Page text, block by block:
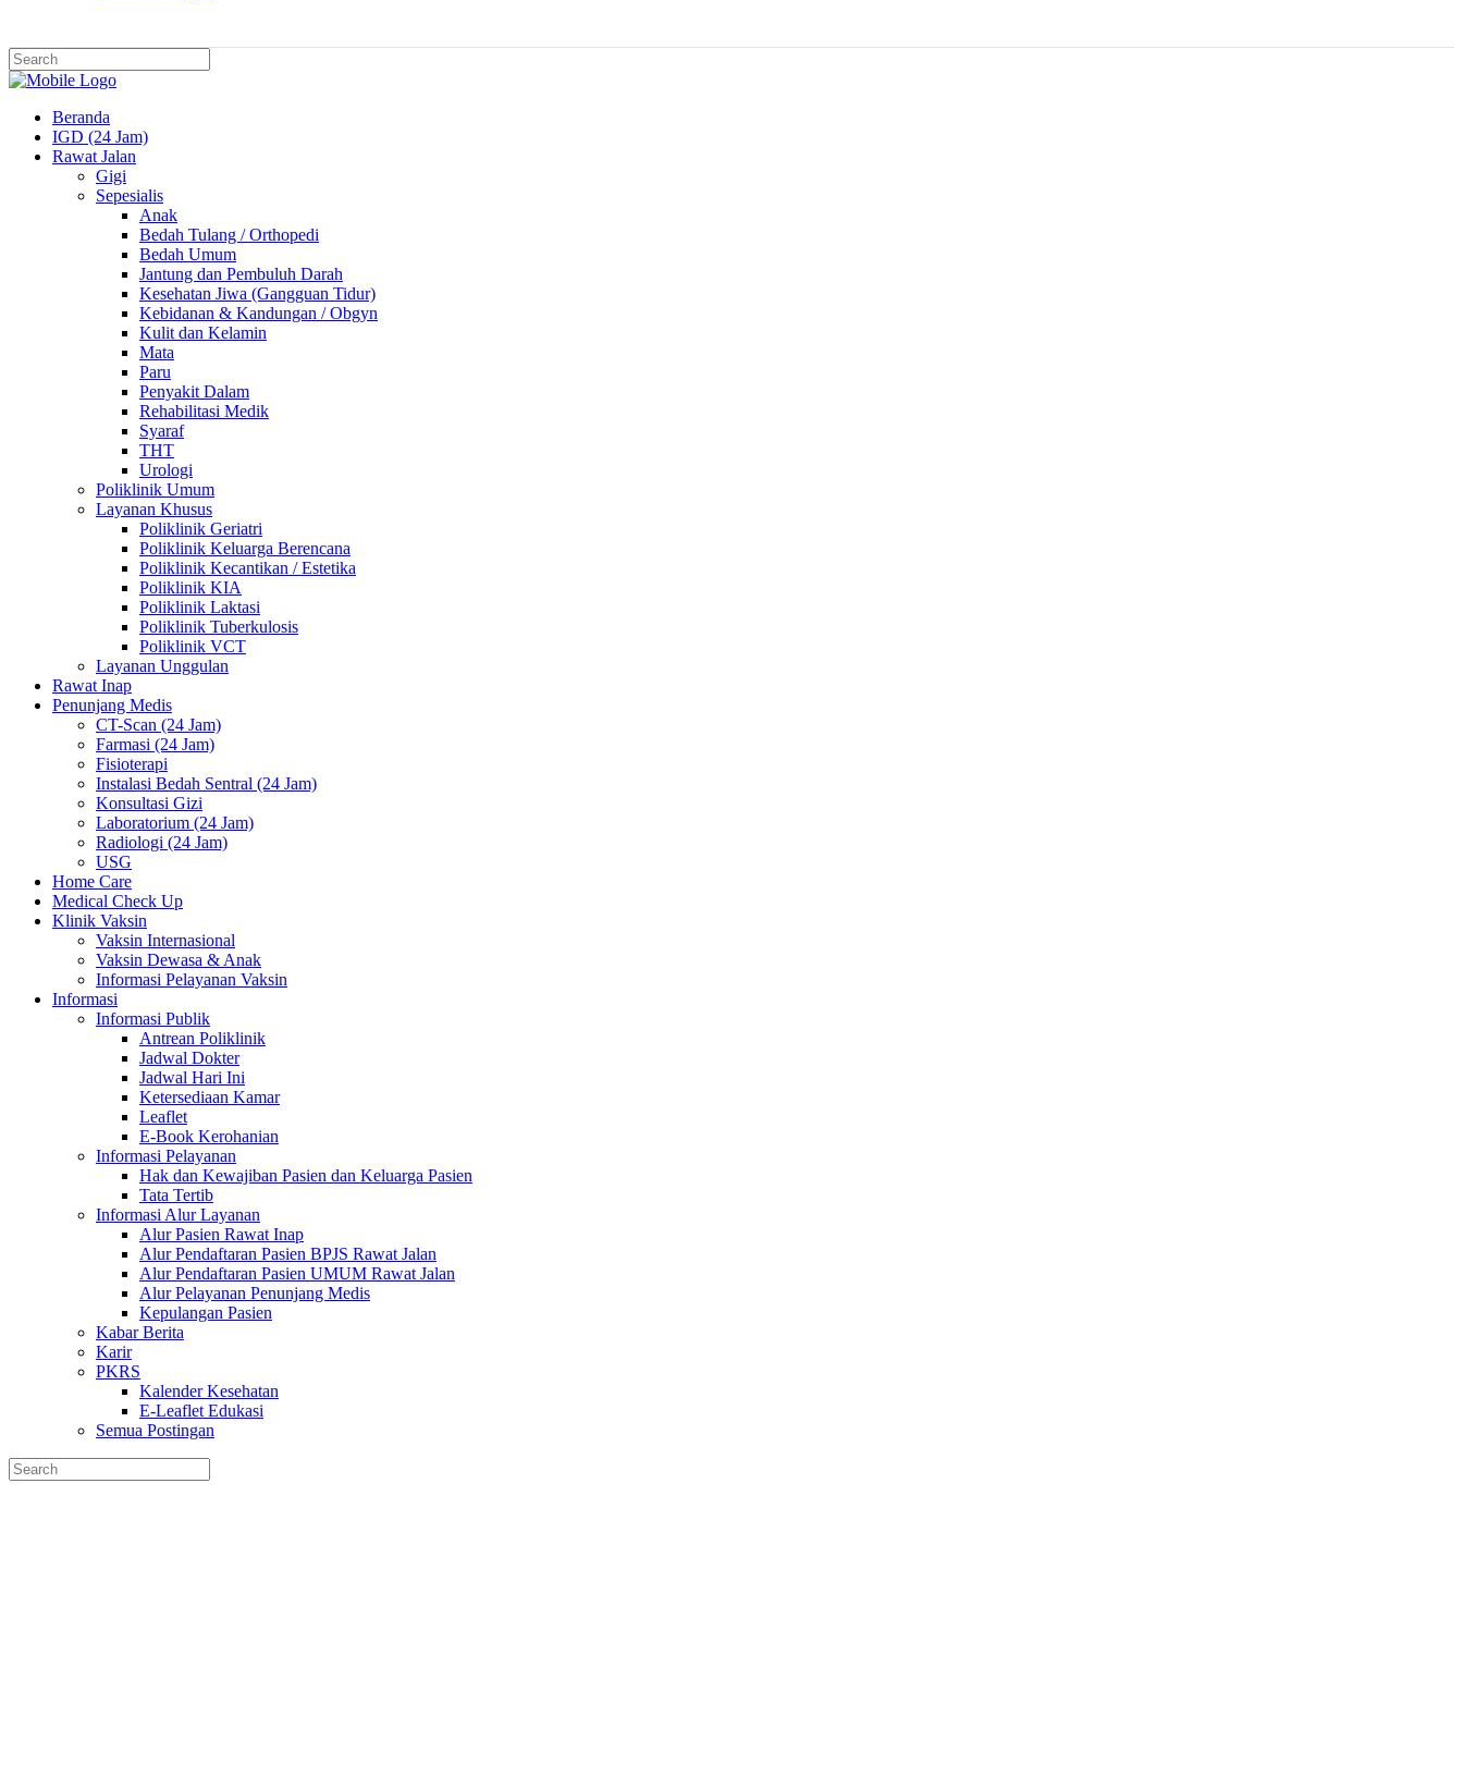
Beranda
IGD (24 Jam)
Rawat Jalan
Gigi
Sepesialis
Anak
Bedah Tulang / Orthopedi
Bedah Umum
Jantung dan Pembuluh Darah
Kesehatan Jiwa (Gangguan Tidur)
Kebidanan & Kandungan / Obgyn
Kulit dan Kelamin
Mata
Paru
Penyakit Dalam
Rehabilitasi Medik
Syaraf
THT
Urologi
Poliklinik Umum
Layanan Khusus
Poliklinik Geriatri
Poliklinik Keluarga Berencana
Poliklinik Kecantikan / Estetika
Poliklinik KIA
Poliklinik Laktasi
Poliklinik Tuberkulosis
Poliklinik VCT
Layanan Unggulan
Rawat Inap
Penunjang Medis
CT-Scan (24 Jam)
Farmasi (24 Jam)
Fisioterapi
Instalasi Bedah Sentral (24 Jam)
Konsultasi Gizi
Laboratorium (24 Jam)
Radiologi (24 Jam)
USG
Home Care
Medical Check Up
Klinik Vaksin
Vaksin Internasional
Vaksin Dewasa & Anak
Informasi Pelayanan Vaksin
Informasi
Informasi Publik
Antrean Poliklinik
Jadwal Dokter
Jadwal Hari Ini
Ketersediaan Kamar
Leaflet
E-Book Kerohanian
Informasi Pelayanan
Hak dan Kewajiban Pasien dan Keluarga Pasien
Tata Tertib
Informasi Alur Layanan
Alur Pasien Rawat Inap
Alur Pendaftaran Pasien BPJS Rawat Jalan
Alur Pendaftaran Pasien UMUM Rawat Jalan
Alur Pelayanan Penunjang Medis
Kepulangan Pasien
Kabar Berita
Karir
PKRS
Kalender Kesehatan
E-Leaflet Edukasi
Semua Postingan